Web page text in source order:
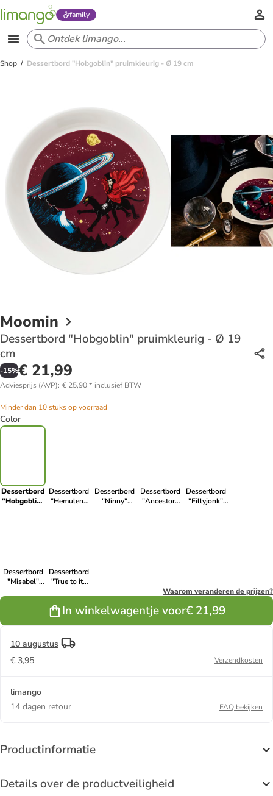
family
Shop Dessertbord "Hobgoblin" pruimkleurig - Ø 19 cm
Moomin
Dessertbord "Hobgoblin" pruimkleurig - Ø 19
cm
-15%€ 21,99
Adviesprijs (AVP): € 25,90* inclusief BTW
Minder dan 10 stuks op voorraad
Color
Dessertbord
"Hobgoblin"
Dessertbord
"Hemulen"
Dessertbord
"Ninny"
Dessertbord
"Ancestor"
Dessertbord
"Fillyjonk"
Dessertbord
"Misabel"
Dessertbord
"True to its
Waarom veranderen de prijzen?
In winkelwagentje voor€ 21,99
10 augustus
€ 3,95
Verzendkosten
limango
14 dagen retour
FAQ bekijken
Productinformatie
Details over de productveiligheid